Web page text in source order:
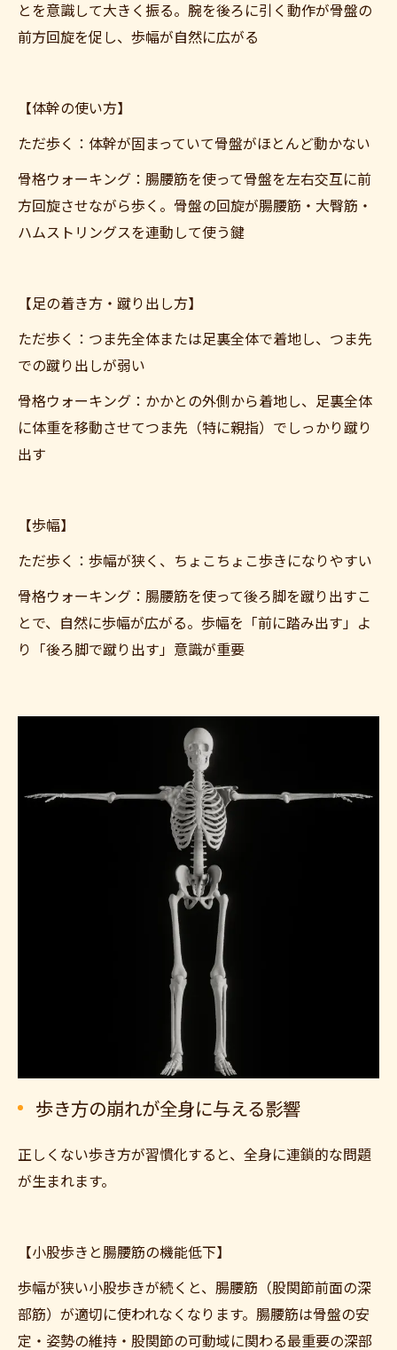
とを意識して大きく振る。腕を後ろに引く動作が骨盤の
前方回旋を促し、歩幅が自然に広がる
【体幹の使い方】
ただ歩く：体幹が固まっていて骨盤がほとんど動かない
骨格ウォーキング：腸腰筋を使って骨盤を左右交互に前
方回旋させながら歩く。骨盤の回旋が腸腰筋・大臀筋・
ハムストリングスを連動して使う鍵
【足の着き方・蹴り出し方】
ただ歩く：つま先全体または足裏全体で着地し、つま先
での蹴り出しが弱い
骨格ウォーキング：かかとの外側から着地し、足裏全体
に体重を移動させてつま先（特に親指）でしっかり蹴り
出す
【歩幅】
ただ歩く：歩幅が狭く、ちょこちょこ歩きになりやすい
骨格ウォーキング：腸腰筋を使って後ろ脚を蹴り出すこ
とで、自然に歩幅が広がる。歩幅を「前に踏み出す」よ
り「後ろ脚で蹴り出す」意識が重要
歩き方の崩れが全身に与える影響
正しくない歩き方が習慣化すると、全身に連鎖的な問題
が生まれます。
【小股歩きと腸腰筋の機能低下】
歩幅が狭い小股歩きが続くと、腸腰筋（股関節前面の深
部筋）が適切に使われなくなります。腸腰筋は骨盤の安
定・姿勢の維持・股関節の可動域に関わる最重要の深部
ご予約はこちら